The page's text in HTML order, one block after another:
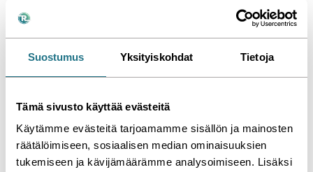
Suostumus Yksityiskohdat Tietoja
Tämä sivusto käyttää evästeitä
Käytämme evästeitä tarjoamamme sisällön ja mainosten
räätälöimiseen, sosiaalisen median ominaisuuksien
tukemiseen ja kävijämäärämme analysoimiseen. Lisäksi
.ssi - 3d-visualisointipalvelu
- Referenssi
Me teimme tämän
Jaa Katso kaikki referenssimme »